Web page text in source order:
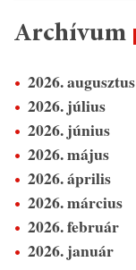
Archívum
2026. augusztus
2026. július
2026. június
2026. május
2026. április
2026. március
2026. február
2026. január